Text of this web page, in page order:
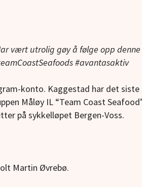
vært utrolig gøy å følge opp denne
#avantasaktiv
konto. Kaggestad har det siste
Måløy IL “Team Coast
på sykkelløpet Bergen-Voss.
Martin Øvrebø.